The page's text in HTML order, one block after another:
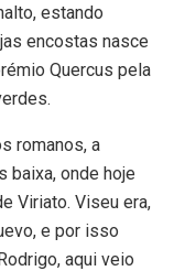
estando
encostas nasce
Quercus pela
romanos, a
baixa, onde hoje
Viriato. Viseu era,
e por isso
aqui veio